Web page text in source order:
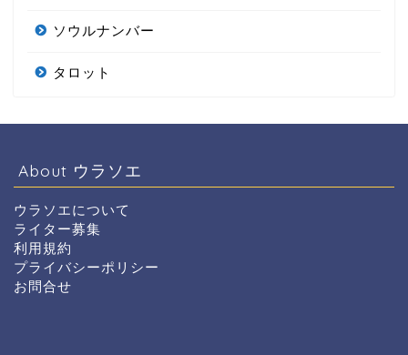
ソウルナンバー
タロット
About ウラソエ
ウラソエについて
ライター募集
利用規約
プライバシーポリシー
お問合せ